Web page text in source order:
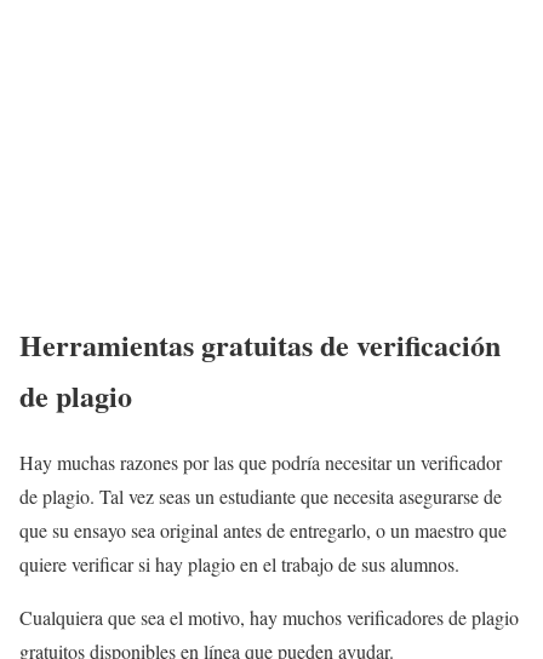
Herramientas gratuitas de verificación
de plagio
Hay muchas razones por las que podría necesitar un verificador
de plagio. Tal vez seas un estudiante que necesita asegurarse de
que su ensayo sea original antes de entregarlo, o un maestro que
quiere verificar si hay plagio en el trabajo de sus alumnos.
Cualquiera que sea el motivo, hay muchos verificadores de plagio
gratuitos disponibles en línea que pueden ayudar.